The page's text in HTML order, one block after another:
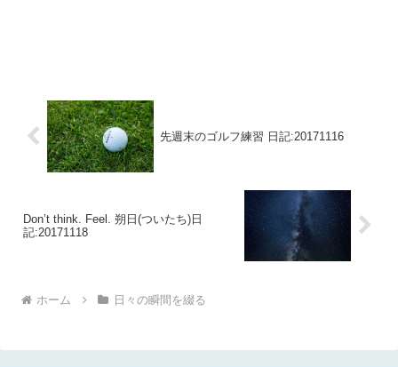
先週末のゴルフ練習 日記:20171116
Don’t think. Feel. 朔日(ついたち)日
記:20171118
ホーム 日々の瞬間を綴る